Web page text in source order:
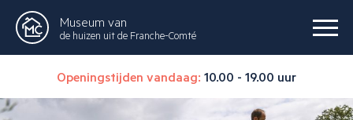
Museum van
de huizen uit de Franche-Comté
Openingstijden vandaag: 10.00 - 19.00 uur